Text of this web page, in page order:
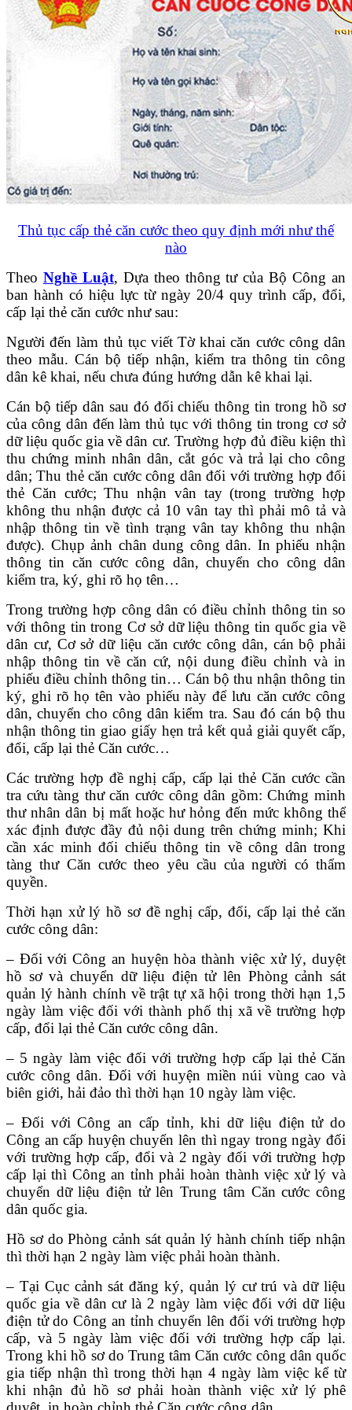
Thủ tục cấp thẻ căn cước theo quy định mới như thế
nào
Theo Nghề Luật, Dựa theo thông tư của Bộ Công an
ban hành có hiệu lực từ ngày 20/4 quy trình cấp, đổi,
cấp lại thẻ căn cước như sau:
Người đến làm thủ tục viết Tờ khai căn cước công dân
theo mẫu. Cán bộ tiếp nhận, kiểm tra thông tin công
dân kê khai, nếu chưa đúng hướng dẫn kê khai lại.
Cán bộ tiếp dân sau đó đối chiếu thông tin trong hồ sơ
của công dân đến làm thủ tục với thông tin trong cơ sở
dữ liệu quốc gia về dân cư. Trường hợp đủ điều kiện thì
thu chứng minh nhân dân, cắt góc và trả lại cho công
dân; Thu thẻ căn cước công dân đối với trường hợp đổi
thẻ Căn cước; Thu nhận vân tay (trong trường hợp
không thu nhận được cả 10 vân tay thì phải mô tả và
nhập thông tin về tình trạng vân tay không thu nhận
được). Chụp ảnh chân dung công dân. In phiếu nhận
thông tin căn cước công dân, chuyển cho công dân
kiểm tra, ký, ghi rõ họ tên…
Trong trường hợp công dân có điều chỉnh thông tin so
với thông tin trong Cơ sở dữ liệu thông tin quốc gia về
dân cư, Cơ sở dữ liệu căn cước công dân, cán bộ phải
nhập thông tin về căn cứ, nội dung điều chỉnh và in
phiếu điều chỉnh thông tin… Cán bộ thu nhận thông tin
ký, ghi rõ họ tên vào phiếu này để lưu căn cước công
dân, chuyển cho công dân kiểm tra. Sau đó cán bộ thu
nhận thông tin giao giấy hẹn trả kết quả giải quyết cấp,
đổi, cấp lại thẻ Căn cước…
Các trường hợp đề nghị cấp, cấp lại thẻ Căn cước cần
tra cứu tàng thư căn cước công dân gồm: Chứng minh
thư nhân dân bị mất hoặc hư hỏng đến mức không thể
xác định được đầy đủ nội dung trên chứng minh; Khi
cần xác minh đối chiếu thông tin về công dân trong
tàng thư Căn cước theo yêu cầu của người có thẩm
quyền.
Thời hạn xử lý hồ sơ đề nghị cấp, đổi, cấp lại thẻ căn
cước công dân:
– Đối với Công an huyện hòa thành việc xử lý, duyệt
hồ sơ và chuyển dữ liệu điện tử lên Phòng cảnh sát
quản lý hành chính về trật tự xã hội trong thời hạn 1,5
ngày làm việc đối với thành phố thị xã về trường hợp
cấp, đổi lại thẻ Căn cước công dân.
– 5 ngày làm việc đối với trường hợp cấp lại thẻ Căn
cước công dân. Đối với huyện miền núi vùng cao và
biên giới, hải đảo thì thời hạn 10 ngày làm việc.
– Đối với Công an cấp tỉnh, khi dữ liệu điện tử do
Công an cấp huyện chuyển lên thì ngay trong ngày đối
với trường hợp cấp, đổi và 2 ngày đối với trường hợp
cấp lại thì Công an tỉnh phải hoàn thành việc xử lý và
chuyển dữ liệu điện tử lên Trung tâm Căn cước công
dân quốc gia.
Hồ sơ do Phòng cảnh sát quản lý hành chính tiếp nhận
thì thời hạn 2 ngày làm việc phải hoàn thành.
– Tại Cục cảnh sát đăng ký, quản lý cư trú và dữ liệu
quốc gia về dân cư là 2 ngày làm việc đối với dữ liệu
điện tử do Công an tỉnh chuyển lên đối với trường hợp
cấp, và 5 ngày làm việc đối với trường hợp cấp lại.
Trong khi hồ sơ do Trung tâm Căn cước công dân quốc
gia tiếp nhận thì trong thời hạn 4 ngày làm việc kể từ
khi nhận đủ hồ sơ phải hoàn thành việc xử lý phê